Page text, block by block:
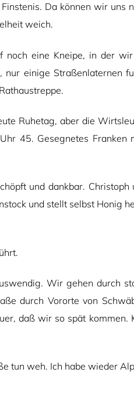
Da können wir uns
weich.
eine Kneipe, in der
einige Straßenlaternen
Ruhetag, aber die
45. Gesegnetes Franken
und dankbar. Christoph
und stellt selbst Honig
Wir gehen durch
durch Vororte von
daß wir so spät kommen.
tun weh. Ich habe wieder